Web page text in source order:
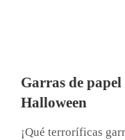
Garras de
Halloween
¡Qué terroríficas